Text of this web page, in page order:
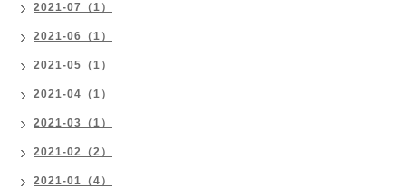
2021-07（1）
2021-06（1）
2021-05（1）
2021-04（1）
2021-03（1）
2021-02（2）
2021-01（4）